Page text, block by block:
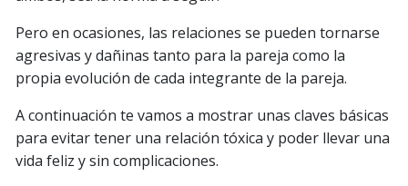
Pero en ocasiones, las relaciones se pueden tornarse
agresivas y dañinas tanto para la pareja como la
propia evolución de cada integrante de la pareja.
A continuación te vamos a mostrar unas claves básicas
para evitar tener una relación tóxica y poder llevar una
vida feliz y sin complicaciones.